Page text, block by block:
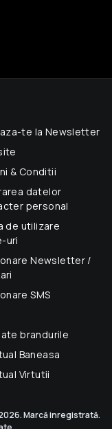
te la Newsletter
& Conditii
datelor
personal
de utilizare
uri
Newsletter /
SMS
brandurile
Baneasa
Virtutii
Marcă inregistrată.